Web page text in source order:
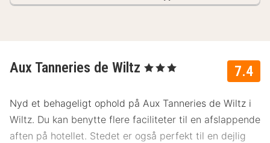
7.4
Aux Tanneries de Wiltz , 3 Stjerner
Nyd et behageligt ophold på Aux Tanneries de Wiltz i
Wiltz. Du kan benytte flere faciliteter til en afslappende
aften på hotellet. Stedet er også perfekt til en dejlig